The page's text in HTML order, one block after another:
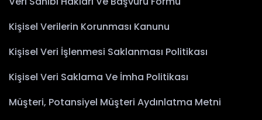
Kişisel Verilerin Korunması Kanunu
Kişisel Veri İşlenmesi Saklanması Politikası
Kişisel Veri Saklama Ve İmha Politikası
Müşteri, Potansiyel Müşteri Aydınlatma Metni